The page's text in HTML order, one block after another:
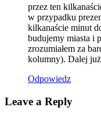
przez ten
w przypadku
kilkanaście minut
budujemy miasta i
zrozumiałem za
kolumny). Dalej już
Odpowiedz
Leave a Reply